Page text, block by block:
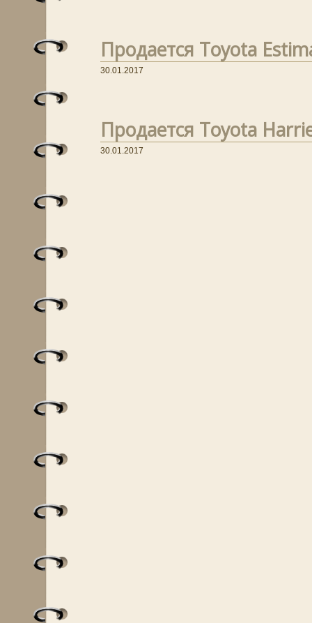
Продается Toyota
30.01.2017
Продается Toyota
30.01.2017